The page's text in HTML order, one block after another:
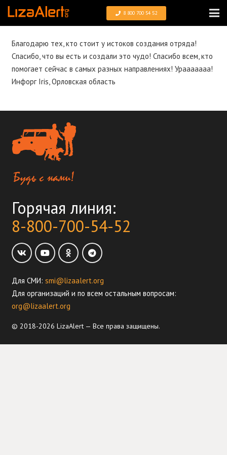
8 800 700 54 52
Благодарю тех, кто стоит у истоков создания отряда!
Спасибо, что вы есть и создали это чудо! Спасибо всем, кто
помогает сейчас в самых разных направлениях! Урааааааа!
Инфорг Iris, Орловская область
Горячая линия:
8-800-700-54-52
Для СМИ: smi@lizaalert.org
Для организаций и по всем остальным вопросам:
org@lizaalert.org
© 2018-2026 LizaAlert — Все права защищены.